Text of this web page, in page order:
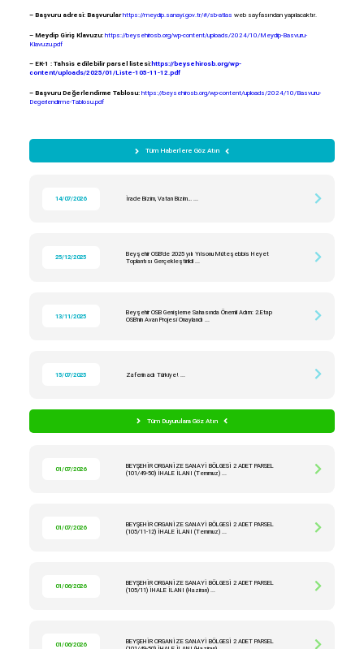
– Başvuru adresi: Başvurular https://meydip.sanayi.gov.tr/#/sb-atlas web sayfasından yapılacaktır.
– Meydip Giriş Klavuzu: https://beysehirosb.org/wp-content/uploads/2024/10/Meydip-Basvuru-
Klavuzu.pdf
– EK-1 : Tahsis edilebilir parsel listesi:https://beysehirosb.org/wp-
content/uploads/2025/01/Liste-105-11-12.pdf
– Başvuru Değerlendirme Tablosu: https://beysehirosb.org/wp-content/uploads/2024/10/Basvuru-
Degerlendirme-Tablosu.pdf
Tüm Haberlere Göz Atın
14/07/2026 İrade Bizim, Vatan Bizim… ...
25/12/2025
Beyşehir OSB’de 2025 yılı Yılsonu Müteşebbis Heyet
Toplantısı Gerçekleştirildi ...
13/11/2025
Beyşehir OSB Genişleme Sahasında Önemli Adım: 2.Etap
OSB’nin Avan Projesi Onaylandı ...
15/07/2025 Zaferin adı Türkiye! ...
Tüm Duyurulara Göz Atın
01/07/2026
BEYŞEHİR ORGANİZE SANAYİ BÖLGESİ 2 ADET PARSEL
(101/49-50) İHALE İLANI (Temmuz) ...
01/07/2026
BEYŞEHİR ORGANİZE SANAYİ BÖLGESİ 2 ADET PARSEL
(105/11-12) İHALE İLANI (Temmuz) ...
01/06/2026
BEYŞEHİR ORGANİZE SANAYİ BÖLGESİ 2 ADET PARSEL
(105/11) İHALE İLANI (Haziran) ...
01/06/2026
BEYŞEHİR ORGANİZE SANAYİ BÖLGESİ 2 ADET PARSEL